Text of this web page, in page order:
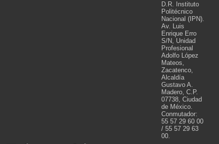
D.R. Instituto
Politécnico
Nacional (IPN).
Av. Luis
Enrique Erro
S/N, Unidad
Profesional
Adolfo López
Mateos,
Zacatenco,
Alcaldía
Gustavo A.
Madero, C.P.
07738, Ciudad
de México.
Conmutador:
55 57 29 60 00
/ 55 57 29 63
00.